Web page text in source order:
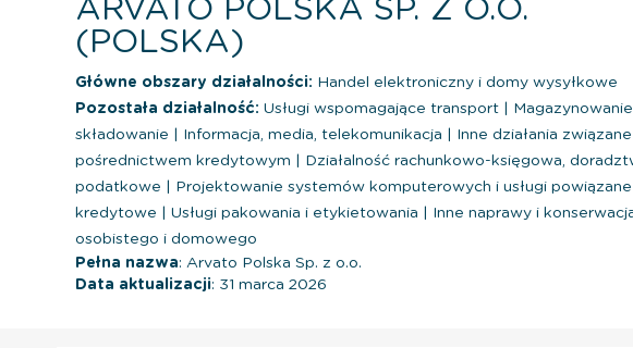
ARVATO POLSKA SP. Z O.O.
(POLSKA)
Główne obszary działalności: Handel elektroniczny i domy wysyłkowe
Pozostała działalność: Usługi wspomagające transport
składowanie
Informacja, media, telekomunikacja
Inne działania
pośrednictwem kredytowym
Działalność rachunkowo-księgowa,
podatkowe
Projektowanie systemów komputerowych i usługi powiązane
kredytowe
Usługi pakowania i etykietowania
Inne naprawy i
osobistego i domowego
Pełna nazwa: Arvato Polska Sp. z o.o.
Data aktualizacji: 31 marca 2026